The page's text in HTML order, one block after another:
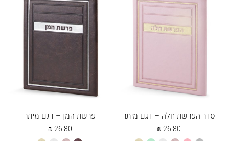
סדר הפרשת חלה – דגם מיתר
26.80
₪
פרשת המן – דגם מיתר
26.80
₪